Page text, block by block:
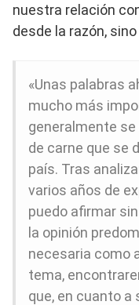
nuestra relación
desde la razón,
«Unas palabras
mucho más
generalmente
de carne que se
país. Tras
varios años de
puedo afirmar
la opinión
necesaria como
tema,
que, en cuanto